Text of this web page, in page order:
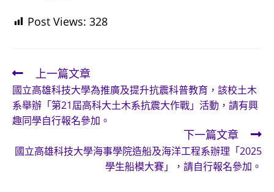
Post Views: 328
Read
more
articles
上一篇文章
國立高雄科技大學為推廣及提升抗震科普教育，該校土木
系舉辦「第21屆高科大土木系抗震大作戰」活動，請有興
趣同學自行報名參加。
下一篇文章
國立高雄科技大學海事學院造船及海洋工程系辦理「2025
學生船模大賽」，請自行報名參加。